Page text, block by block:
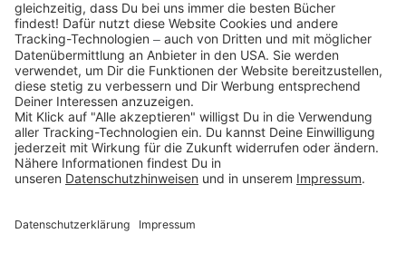
Folge uns auf
* Versandkostenfrei ab 9,00 € Bestellwert innerhalb
Deutschlands
** Lieferzeit 1-3 Werktage innerhalb Deutschlands
Thienemann-Esslinger Verlag GmbH, Blumenstraße 36, D-70182